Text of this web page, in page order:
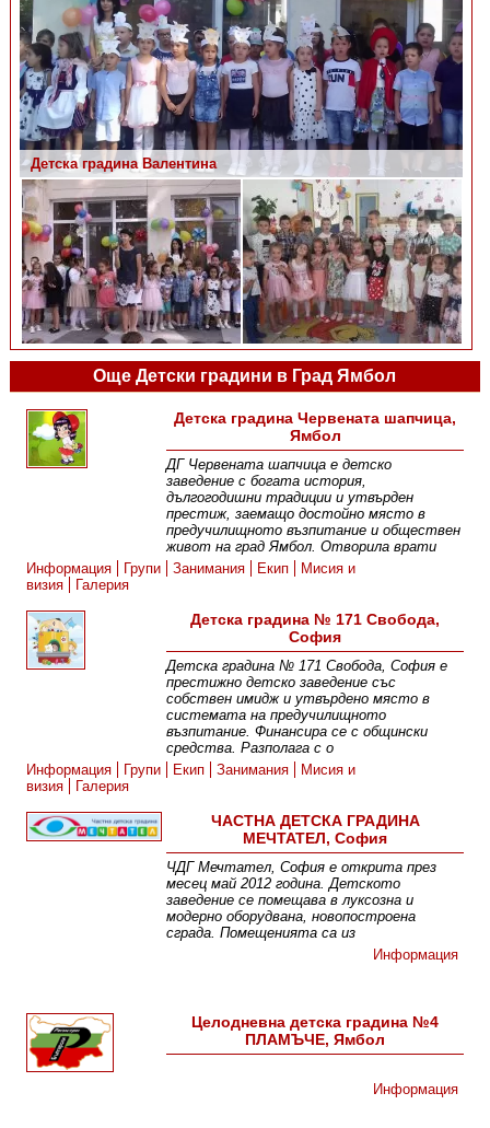
Детска градина Валентина
Детска градина Валентина
Още Детски градини в Град Ямбол
Детска градина Червената шапчица,
Ямбол
ДГ Червената шапчица е детско
заведение с богата история,
дългогодишни традиции и утвърден
престиж, заемащо достойно място в
предучилищното възпитание и обществен
живот на град Ямбол. Отворила врати
Информация
Групи Занимания Екип
Мисия и
визия
Галерия
Детска градина № 171 Свобода,
София
Детска градина № 171 Свобода, София е
престижно детско заведение със
собствен имидж и утвърдено място в
системата на предучилищното
възпитание. Финансира се с общински
средства. Разполага с о
Информация
Групи Екип Занимания
Мисия и
визия
Галерия
ЧАСТНА ДЕТСКА ГРАДИНА
МЕЧТАТЕЛ, София
ЧДГ Мечтател, София е открита през
месец май 2012 година. Детското
заведение се помещава в луксозна и
модерно оборудвана, новопостроена
сграда. Помещенията са из
Информация
Целодневна детска градина №4
ПЛАМЪЧЕ, Ямбол
Информация